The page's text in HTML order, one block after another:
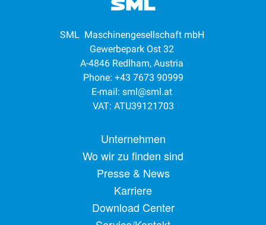
SML Maschinengesellschaft mbH
Gewerbepark Ost 32
A-4846 Redlham, Austria
Phone: +43 7673 90999
E-mail: sml@sml.at
VAT: ATU39121703
Footer menuUnternehmen
Wo wir zu finden sind
Presse & News
Karriere
Download Center